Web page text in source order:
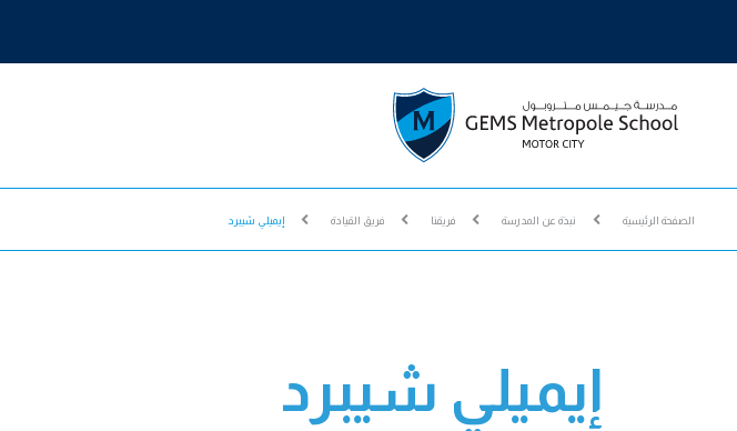
الصفحة الرئيسية نبذة عن المدرسة فريقنا فريق القيادة إيميلي شيبرد
إيميلي شيبرد